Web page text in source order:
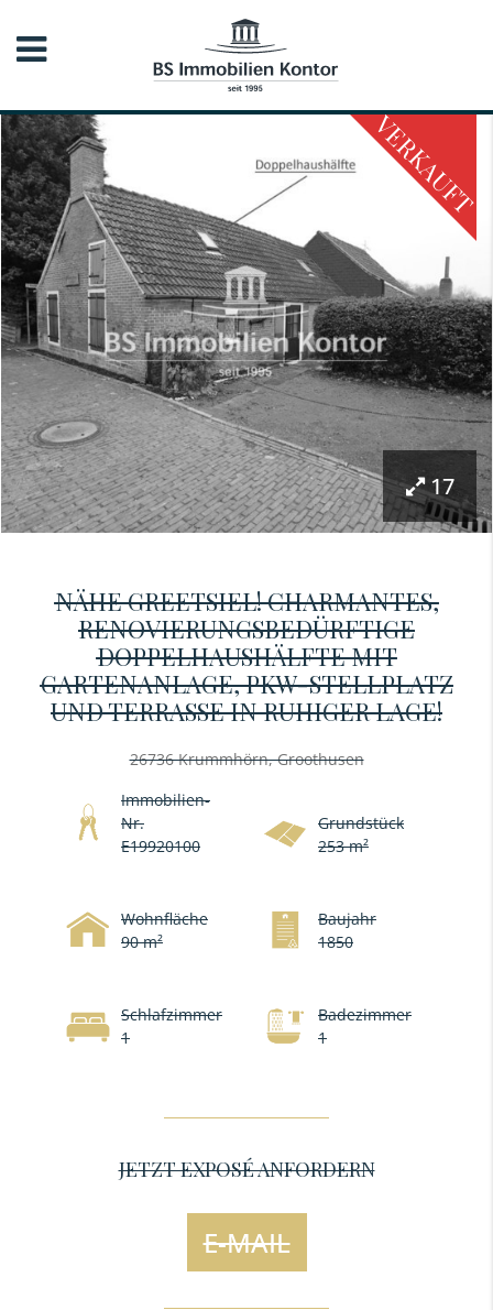
VERKAUFT
17
NÄHE GREETSIEL! CHARMANTES,
RENOVIERUNGSBEDÜRFTIGE
DOPPELHAUSHÄLFTE MIT
GARTENANLAGE, PKW-STELLPLATZ
UND TERRASSE IN RUHIGER LAGE!
26736 Krummhörn, Groothusen
Immobilien-
Nr.
E19920100
Grundstück
253 m²
Wohnfläche
90 m²
Baujahr
1850
Schlafzimmer
1
Badezimmer
1
JETZT EXPOSÉ ANFORDERN
E-MAIL